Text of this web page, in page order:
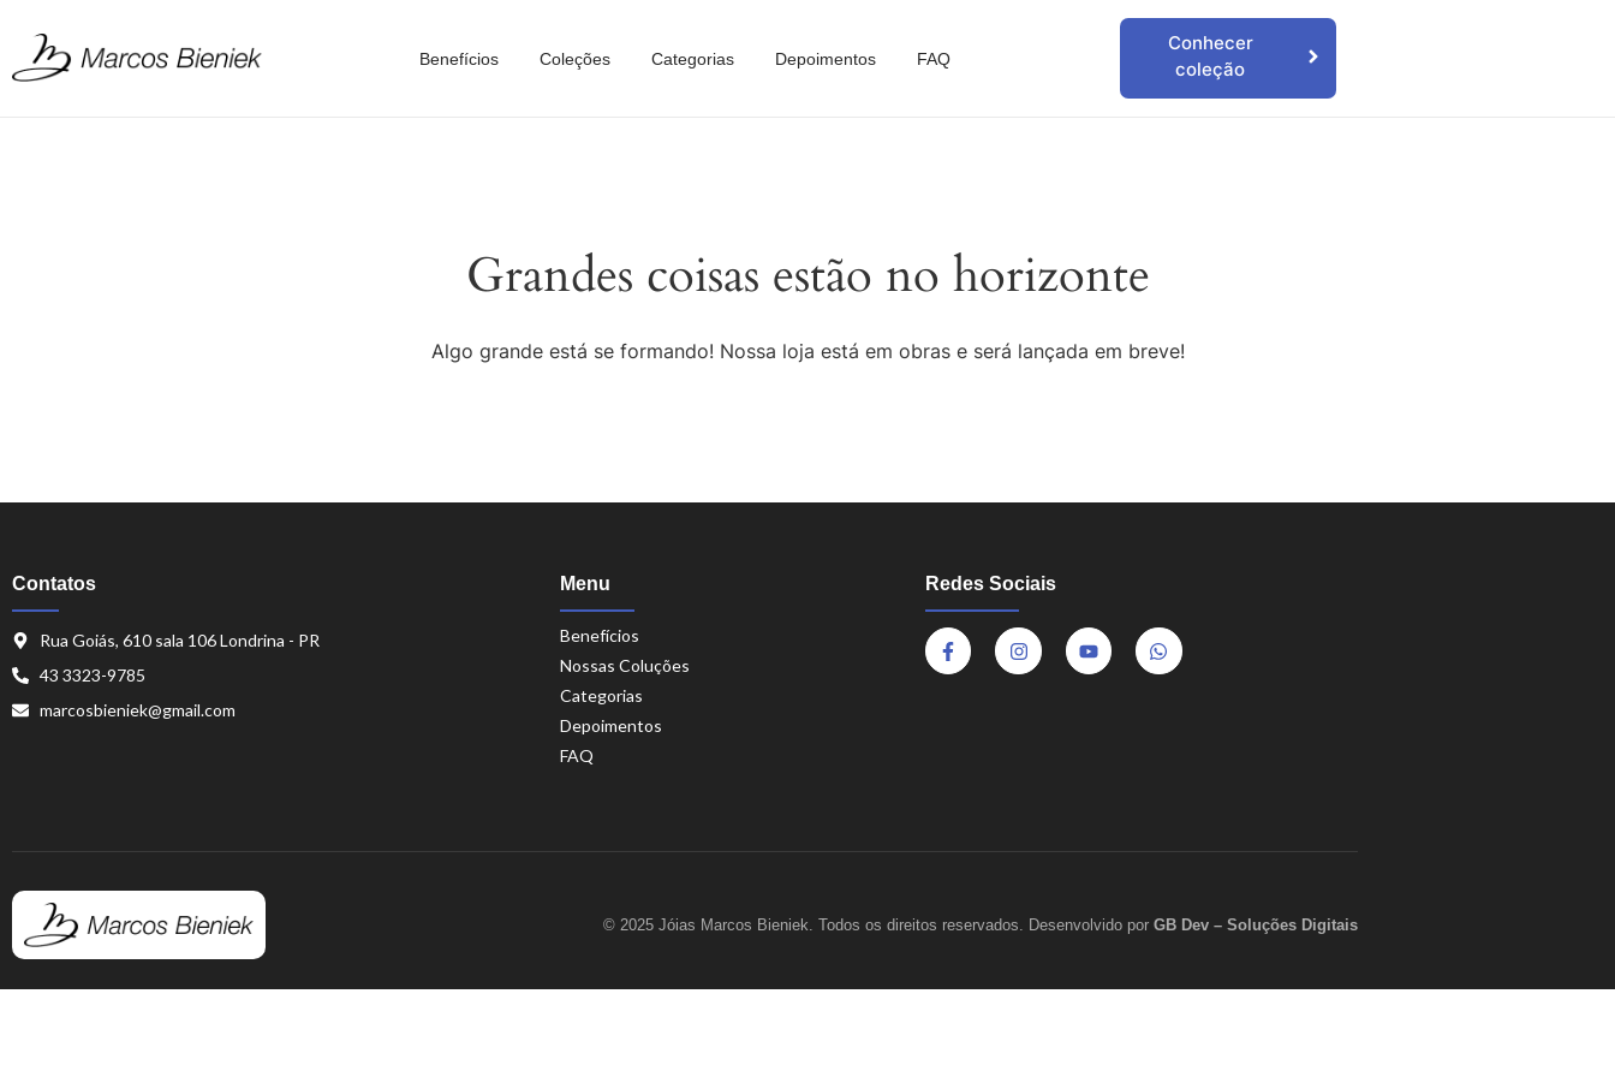
Benefícios Coleções Categorias Depoimentos FAQ
Conhecer
coleção
Grandes coisas estão no horizonte
Algo grande está se formando! Nossa loja está em obras e será lançada em breve!
Contatos
Rua Goiás, 610 sala 106 Londrina - PR
43 3323-9785
marcosbieniek@gmail.com
Menu
Benefícios
Nossas Coluções
Categorias
Depoimentos
FAQ
Redes Sociais
© 2025 Jóias Marcos Bieniek. Todos os direitos reservados. Desenvolvido por GB Dev – Soluções Digitais